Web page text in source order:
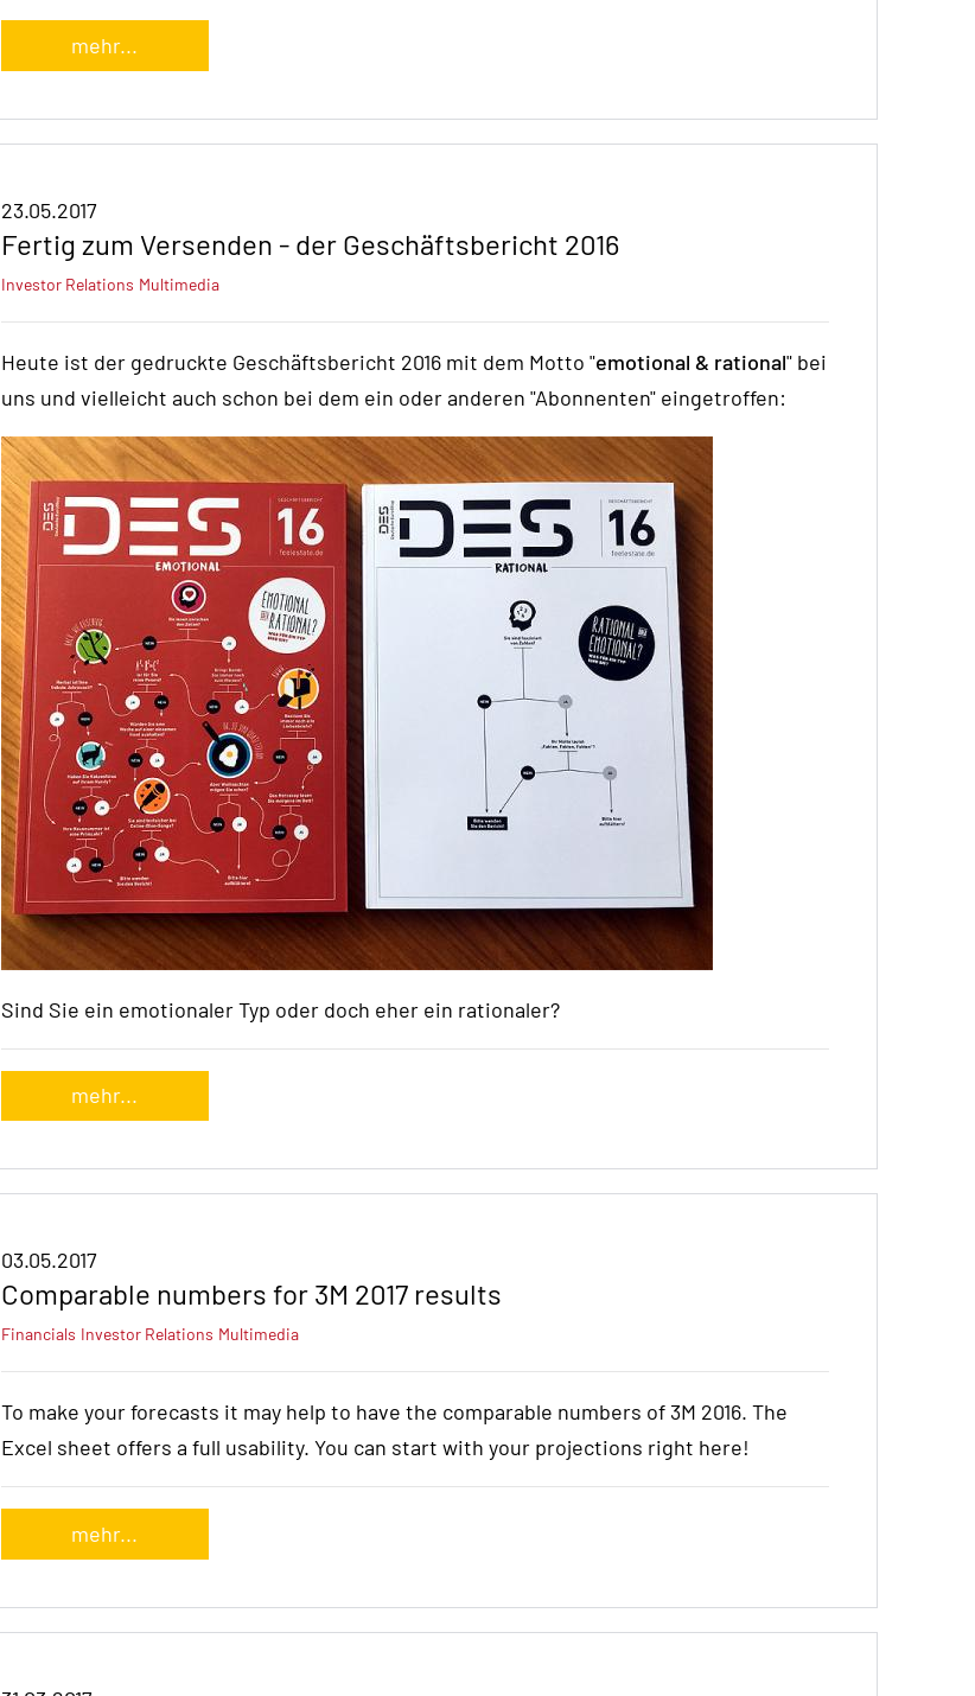
mehr...
23.05.2017
Fertig zum Versenden - der Geschäftsbericht 2016
Investor Relations Multimedia
Heute ist der gedruckte Geschäftsbericht 2016 mit dem Motto "emotional & rational" bei
uns und vielleicht auch schon bei dem ein oder anderen "Abonnenten" eingetroffen:
Sind Sie ein emotionaler Typ oder doch eher ein rationaler?
mehr...
03.05.2017
Comparable numbers for 3M 2017 results
Financials Investor Relations Multimedia
To make your forecasts it may help to have the comparable numbers of 3M 2016. The
Excel sheet offers a full usability. You can start with your projections right here!
mehr...